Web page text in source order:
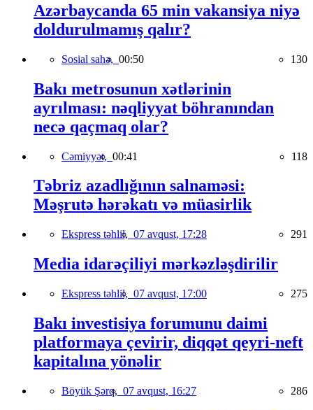
Azərbaycanda 65 min vakansiya niyə
doldurulmamış qalır?
Sosial sahə, 00:50 130
Bakı metrosunun xətlərinin
ayrılması: nəqliyyat böhranından
necə qaçmaq olar?
Cəmiyyət, 00:41 118
Təbriz azadlığının salnaməsi:
Məşrutə hərəkatı və müasirlik
Ekspress təhlil, 07 avqust, 17:28 291
Media idarəçiliyi mərkəzləşdirilir
Ekspress təhlil, 07 avqust, 17:00 275
Bakı investisiya forumunu daimi
platformaya çevirir, diqqət qeyri-neft
kapitalına yönəlir
Böyük Şərq, 07 avqust, 16:27 286